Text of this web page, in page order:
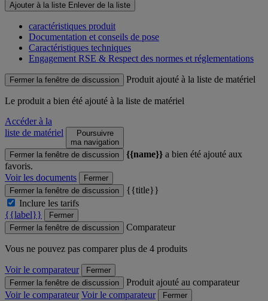
Ajouter à la liste Enlever de la liste
caractéristiques produit
Documentation et conseils de pose
Caractéristiques techniques
Engagement RSE & Respect des normes et réglementations
Fermer la fenêtre de discussion Produit ajouté à la liste de matériel
Le produit a bien été ajouté à la liste de matériel
Accéder à la
liste de matériel
Poursuivre
ma navigation
Fermer la fenêtre de discussion
{{name}} a bien été ajouté aux
favoris.
Voir les documents
Fermer
Fermer la fenêtre de discussion
{{title}}
Inclure les tarifs
{{label}}
Fermer
Fermer la fenêtre de discussion
Comparateur
Vous ne pouvez pas comparer plus de 4 produits
Voir le comparateur
Fermer
Fermer la fenêtre de discussion
Produit ajouté au comparateur
Voir le comparateur Voir le comparateur
Fermer